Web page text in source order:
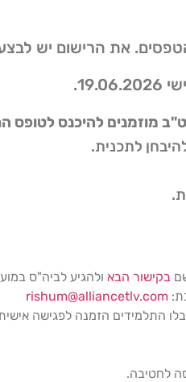
את הרישום יש
מוזמנים להיכנס לטופס
לתכנית.
בקישור הבא ולהגיע לביה"ס
rishum@alliancetlv.com
התלמידים הזמנה לפגישה
לחטיבה.